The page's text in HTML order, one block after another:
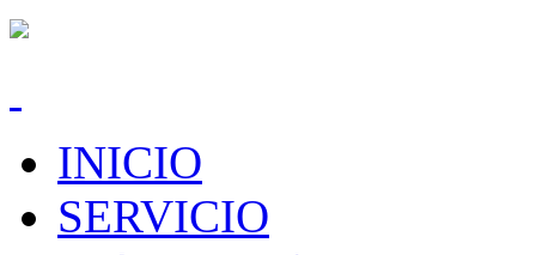
INICIO
SERVICIO